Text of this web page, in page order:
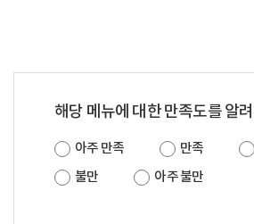
해당 메뉴에 대한 만족도를 알
아주 만족 만족
불만
아주 불만